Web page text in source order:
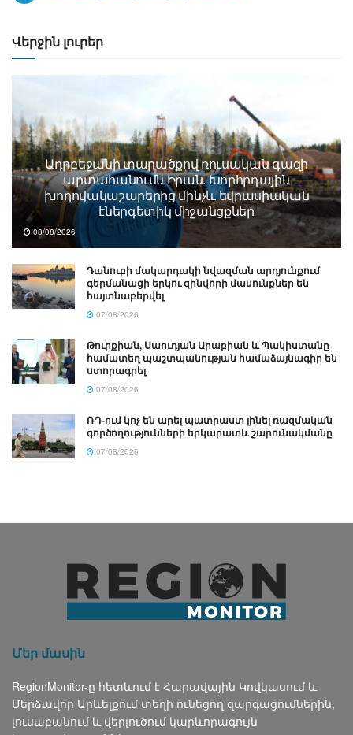
Վերջին լուրեր
Ադրբեջանի տարածքով ռուսական գազի
արտահանումն Իրան. Խորհրդային
խողովակաշարերից մինչև եվրասիական
էներգետիկ միջանցքներ
08/08/2026
Դանուբի մակարդակի նվազման արդյունքում
գերմանացի երկու զինվորի մասունքներ են
հայտնաբերվել
07/08/2026
Թուրքիան, Սաուդյան Արաբիան և Պակիստանը
համատեղ պաշտպանության համաձայնագիր են
ստորագրել
07/08/2026
ՌԴ-ում կոչ են արել պատրաստ լինել ռազմական
գործողությունների երկարատև շարունակմանը
07/08/2026
Մեր մասին
RegionMonitor-ը հետևում է Հարավային Կովկասում և
Մերձավոր Արևելքում տեղի ունեցող զարգացումներին,
լուսաբանում և վերլուծում կարևորագույն